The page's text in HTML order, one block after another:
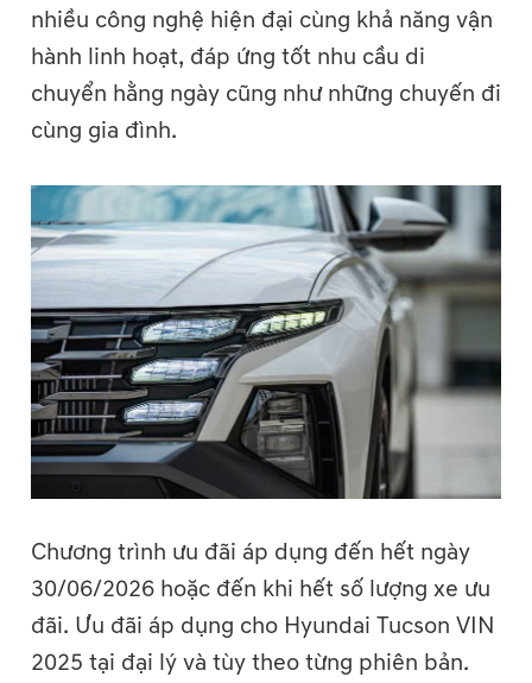
nhiều công nghệ hiện đại cùng khả năng vận
hành linh hoạt, đáp ứng tốt nhu cầu di
chuyển hằng ngày cũng như những chuyến đi
cùng gia đình.
Chương trình ưu đãi áp dụng đến hết ngày
30/06/2026 hoặc đến khi hết số lượng xe ưu
đãi. Ưu đãi áp dụng cho Hyundai Tucson VIN
2025 tại đại lý và tùy theo từng phiên bản.